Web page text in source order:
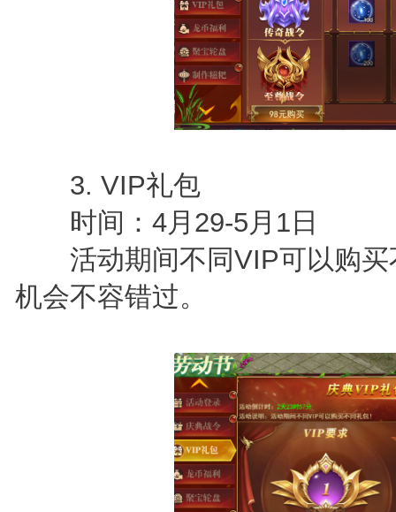
3. VIP礼包
时间：4月29-5月1日
活动期间不同VIP可以购买
机会不容错过。